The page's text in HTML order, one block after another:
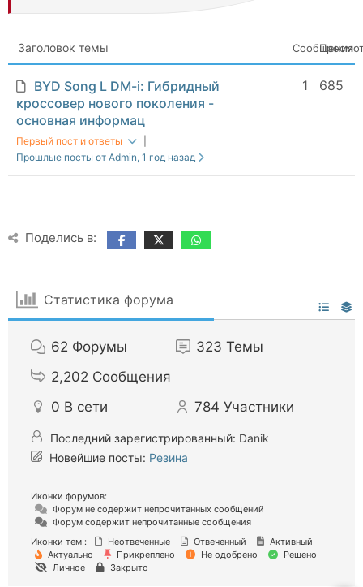
Заголовок темы Сообщения
BYD Song L DM-i: Гибридный
кроссовер нового поколения -
основная информац
Первый пост и ответы
Прошлые посты от Admin, 1 год назад
685
1
Поделись в:
Статистика форума
62 Форумы 323 Темы
2,202 Сообщения
0 В сети 784 Участники
Последний зарегистрированный: Danik
Новейшие посты: Резина
Иконки форумов:
Форум не содержит непрочитанных сообщений
Форум содержит непрочитанные сообщения
Иконки тем :
Неотвеченные Отвеченный
Активный
Актуально
Прикреплено Не одобрено
Решено
Личное
Закрыто